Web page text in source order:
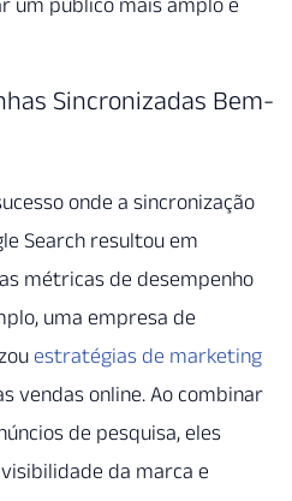
Sincronizadas Bem-
onde a sincronização
Search resultou em
métricas de desempenho
uma empresa de
estratégias de marketing
vendas online. Ao combinar
de pesquisa, eles
da marca e